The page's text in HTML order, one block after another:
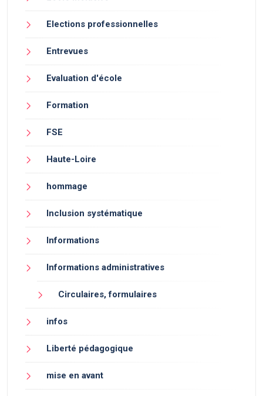
Elections professionnelles
Entrevues
Evaluation d'école
Formation
FSE
Haute-Loire
hommage
Inclusion systématique
Informations
Informations administratives
Circulaires, formulaires
infos
Liberté pédagogique
mise en avant